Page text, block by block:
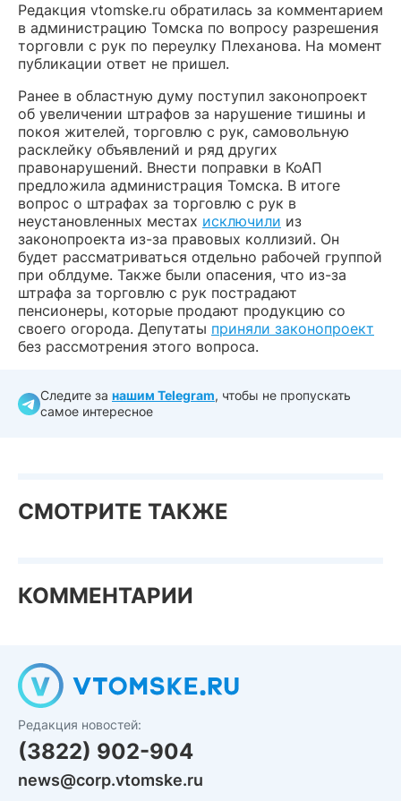
Редакция vtomske.ru обратилась за комментарием
в администрацию Томска по вопросу разрешения
торговли с рук по переулку Плеханова. На момент
публикации ответ не пришел.
Ранее в областную думу поступил законопроект
об увеличении штрафов за нарушение тишины и
покоя жителей, торговлю с рук, самовольную
расклейку объявлений и ряд других
правонарушений. Внести поправки в КоАП
предложила администрация Томска. В итоге
вопрос о штрафах за торговлю с рук в
неустановленных местах исключили из
законопроекта из-за правовых коллизий. Он
будет рассматриваться отдельно рабочей группой
при облдуме. Также были опасения, что из-за
штрафа за торговлю с рук пострадают
пенсионеры, которые продают продукцию со
своего огорода. Депутаты приняли законопроект
без рассмотрения этого вопроса.
Следите за нашим Telegram, чтобы не пропускать
самое интересное
СМОТРИТЕ ТАКЖЕ
КОММЕНТАРИИ
Редакция новостей:
(3822) 902-904
news@corp.vtomske.ru